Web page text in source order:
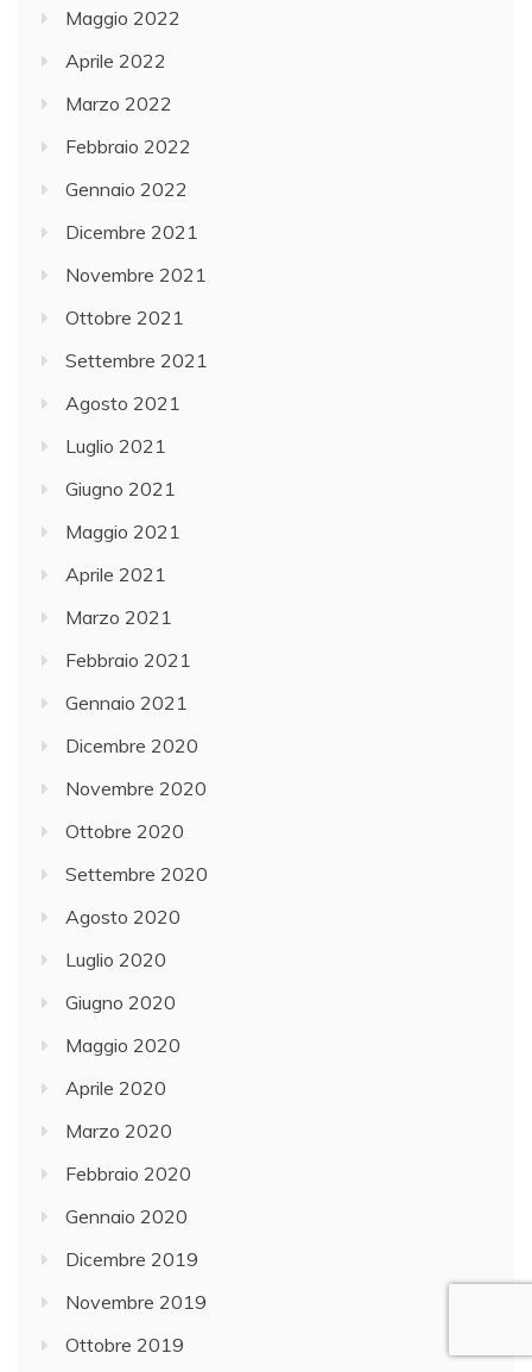
Maggio 2022
Aprile 2022
Marzo 2022
Febbraio 2022
Gennaio 2022
Dicembre 2021
Novembre 2021
Ottobre 2021
Settembre 2021
Agosto 2021
Luglio 2021
Giugno 2021
Maggio 2021
Aprile 2021
Marzo 2021
Febbraio 2021
Gennaio 2021
Dicembre 2020
Novembre 2020
Ottobre 2020
Settembre 2020
Agosto 2020
Luglio 2020
Giugno 2020
Maggio 2020
Aprile 2020
Marzo 2020
Febbraio 2020
Gennaio 2020
Dicembre 2019
Novembre 2019
Ottobre 2019